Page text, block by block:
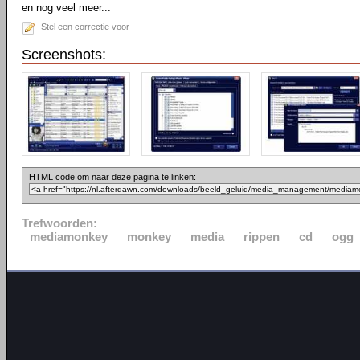
en nog veel meer...
Stel een correctie voor
Screenshots:
HTML code om naar deze pagina te linken:
Trefwoorden:
mediamonkey
monkey media rippen cd ogg